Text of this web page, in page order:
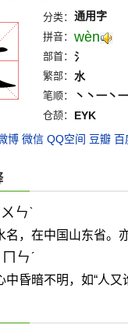
分类： 通用字
拼音： wèn
部首： 氵
繁部： 水
笔顺： 丶丶一丶
仓颉： EYK
博 微信 QQ空间 豆瓣 百
ㄨㄣˋ
名，在中国山东省。亦
ㄇㄣˊ
中昏暗不明，如“人